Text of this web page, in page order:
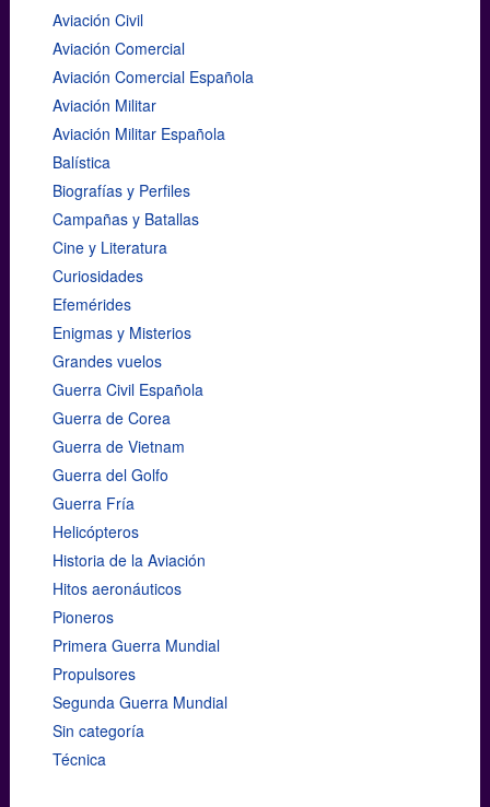
Aviación Civil
Aviación Comercial
Aviación Comercial Española
Aviación Militar
Aviación Militar Española
Balística
Biografías y Perfiles
Campañas y Batallas
Cine y Literatura
Curiosidades
Efemérides
Enigmas y Misterios
Grandes vuelos
Guerra Civil Española
Guerra de Corea
Guerra de Vietnam
Guerra del Golfo
Guerra Fría
Helicópteros
Historia de la Aviación
Hitos aeronáuticos
Pioneros
Primera Guerra Mundial
Propulsores
Segunda Guerra Mundial
Sin categoría
Técnica